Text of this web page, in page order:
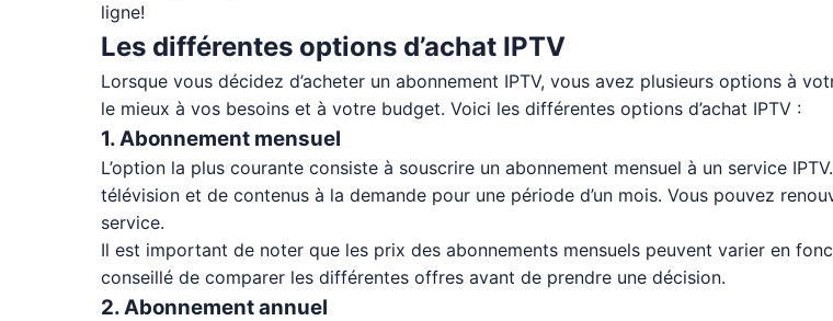
ligne!
Les différentes options d’achat IPTV
Lorsque vous décidez d’acheter un abonnement IPTV, vous avez plusieurs options à
le mieux à vos besoins et à votre budget. Voici les différentes options d’achat IPTV :
1. Abonnement mensuel
L’option la plus courante consiste à souscrire un abonnement mensuel à un service
télévision et de contenus à la demande pour une période d’un mois. Vous pouvez
service.
Il est important de noter que les prix des abonnements mensuels peuvent varier en
conseillé de comparer les différentes offres avant de prendre une décision.
2. Abonnement annuel